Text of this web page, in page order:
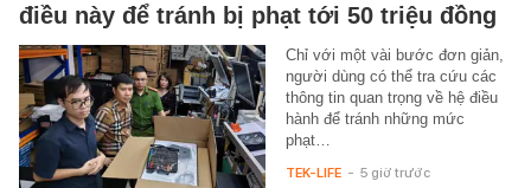
điều này để tránh bị phạt tới 50 triệu đồng
Chỉ với một vài bước đơn giản,
người dùng có thể tra cứu các
thông tin quan trọng về hệ điều
hành để tránh những mức
phạt…
TEK-LIFE - 5 giờ trước